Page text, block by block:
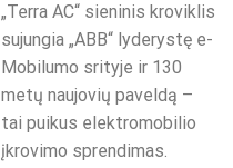
„Terra AC“ sieninis kroviklis
sujungia „ABB“ lyderystę e-
Mobilumo srityje ir 130
metų naujovių paveldą –
tai puikus elektromobilio
įkrovimo sprendimas.